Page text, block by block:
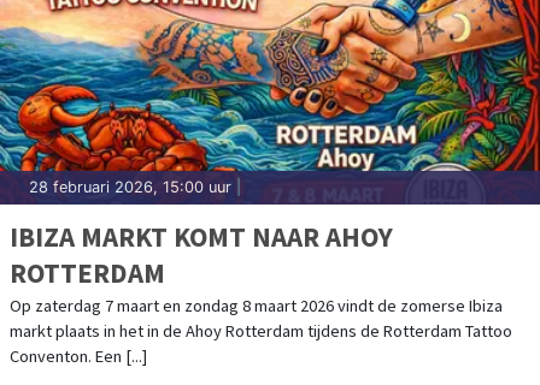
28 februari 2026, 15:00 uur
IBIZA MARKT KOMT NAAR AHOY
ROTTERDAM
Op zaterdag 7 maart en zondag 8 maart 2026 vindt de zomerse Ibiza
markt plaats in het in de Ahoy Rotterdam tijdens de Rotterdam Tattoo
Conventon. Een [...]